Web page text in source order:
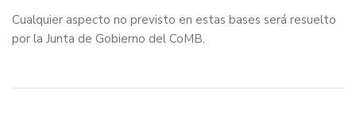
Cualquier aspecto no previsto en estas bases será resuelto
por la Junta de Gobierno del CoMB.